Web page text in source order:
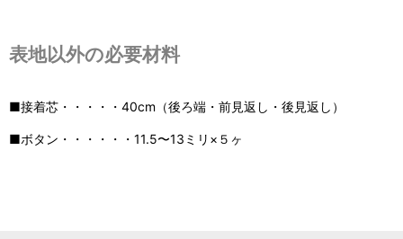
表地以外の必要材料
■接着芯・・・・・40cm（後ろ端・前見返し・後見返し）
■ボタン・・・・・・11.5〜13ミリ×５ヶ